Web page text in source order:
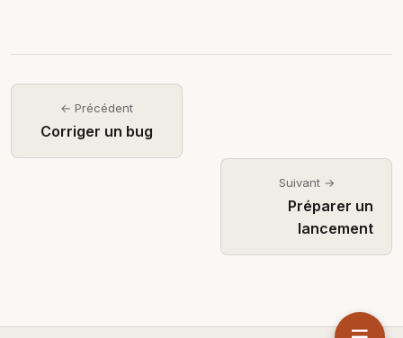
← Précédent
Corriger un bug
Suivant →
Préparer un
lancement